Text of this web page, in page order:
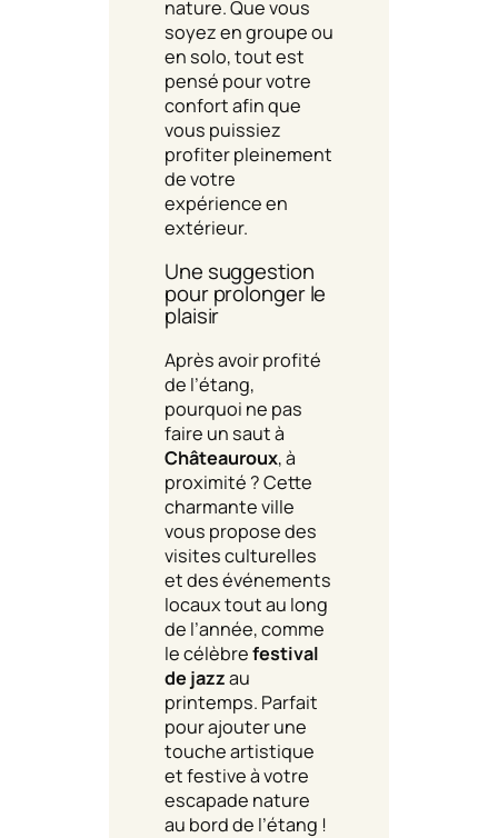
nature. Que vous
soyez en groupe ou
en solo, tout est
pensé pour votre
confort afin que
vous puissiez
profiter pleinement
de votre
expérience en
extérieur.
Une suggestion
pour prolonger le
plaisir
Après avoir profité
de l’étang,
pourquoi ne pas
faire un saut à
Châteauroux, à
proximité ? Cette
charmante ville
vous propose des
visites culturelles
et des événements
locaux tout au long
de l’année, comme
le célèbrefestival
de jazzau
printemps. Parfait
pour ajouter une
touche artistique
et festive à votre
escapade nature
au bord de l’étang !